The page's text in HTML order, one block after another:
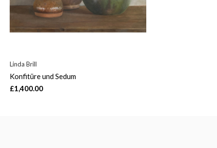
Linda Brill
Konfitüre und Sedum
£1,400.00